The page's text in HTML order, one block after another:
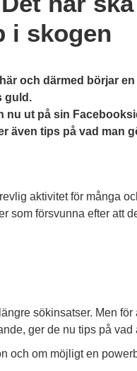
i skogen
och därmed börjar
guld.
nu ut på sin
även tips på vad man
aktivitet för många
som försvunna efter att
sökinsatser. Men
ger de nu tips på
och om möjligt en